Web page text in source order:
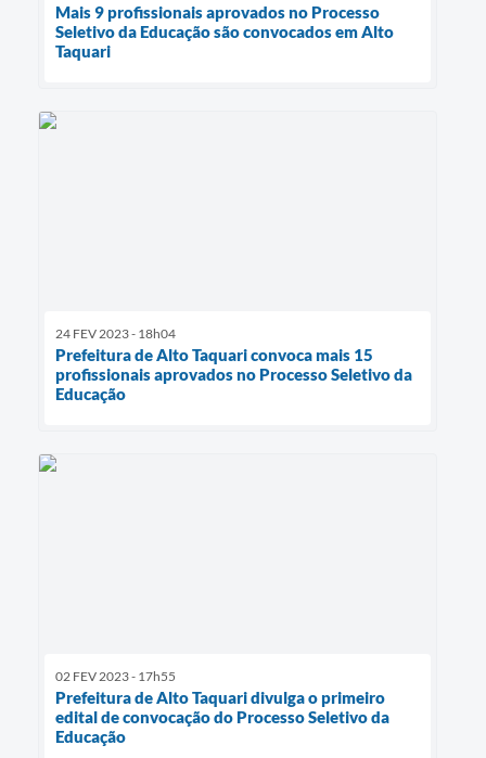
Mais 9 profissionais aprovados no Processo
Seletivo da Educação são convocados em Alto
Taquari
24 FEV 2023 - 18h04
Prefeitura de Alto Taquari convoca mais 15
profissionais aprovados no Processo Seletivo da
Educação
02 FEV 2023 - 17h55
Prefeitura de Alto Taquari divulga o primeiro
edital de convocação do Processo Seletivo da
Educação